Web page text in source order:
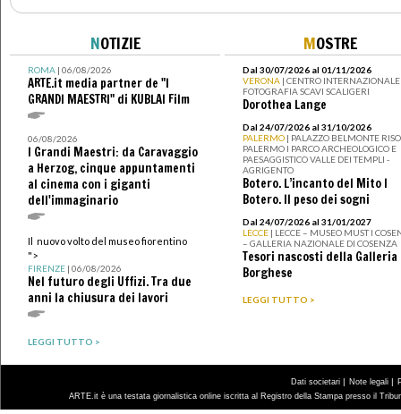
NOTIZIE
ROMA | 06/08/2026
ARTE.it media partner de "I
GRANDI MAESTRI" di KUBLAI Film
06/08/2026
I Grandi Maestri: da Caravaggio
a Herzog, cinque appuntamenti
al cinema con i giganti
dell'immaginario
Il nuovo volto del museo fiorentino
">
FIRENZE | 06/08/2026
Nel futuro degli Uffizi. Tra due
anni la chiusura dei lavori
LEGGI TUTTO >
MOSTRE
Dal 30/07/2026 al 01/11/2026
VERONA | CENTRO
FOTOGRAFIA SCAVI SCALIGERI
Dorothea Lange
Dal 24/07/2026 al 31/10/2026
PALERMO | PALAZZO BELMONTE
PALERMO I PARCO ARCHEOLOGICO E
PAESAGGISTICO VALLE DEI TEMPLI -
AGRIGENTO
Botero. L’incanto del Mito I
Botero. Il peso dei sogni
Dal 24/07/2026 al 31/01/2027
LECCE | LECCE – MUSEO MUST I
– GALLERIA NAZIONALE DI COSENZA
Tesori nascosti della Galleria
Borghese
LEGGI TUTTO >
Dati societari | Note legali |
ARTE.it è una testata giornalistica online iscritta al Registro della Stampa presso il